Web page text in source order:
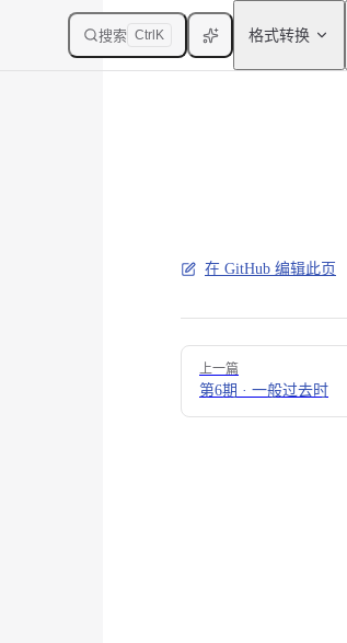
搜索 Ctrl K
Main Navigation
格式转换
在 GitHub 编辑此页
Pager
上一篇
第6期 · 一般过去时